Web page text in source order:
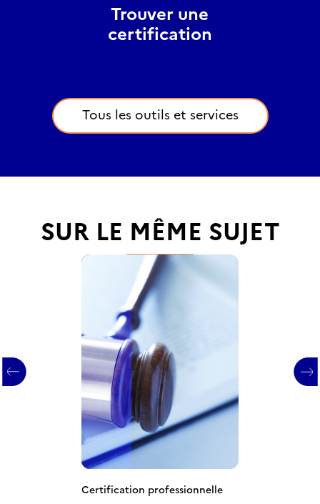
Trouver une
certification
Tous les outils et services
SUR LE MÊME SUJET
Certification professionnelle
Certification professionnelle
Certification professionnelle
Certification professionnelle
Certification professionnelle
Certification professionnelle